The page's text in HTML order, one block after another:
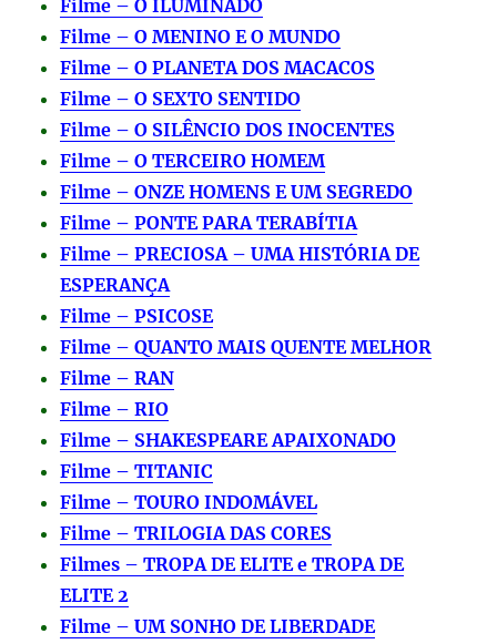
Filme – O ILUMINADO
Filme – O MENINO E O MUNDO
Filme – O PLANETA DOS MACACOS
Filme – O SEXTO SENTIDO
Filme – O SILÊNCIO DOS INOCENTES
Filme – O TERCEIRO HOMEM
Filme – ONZE HOMENS E UM SEGREDO
Filme – PONTE PARA TERABÍTIA
Filme – PRECIOSA – UMA HISTÓRIA DE
ESPERANÇA
Filme – PSICOSE
Filme – QUANTO MAIS QUENTE MELHOR
Filme – RAN
Filme – RIO
Filme – SHAKESPEARE APAIXONADO
Filme – TITANIC
Filme – TOURO INDOMÁVEL
Filme – TRILOGIA DAS CORES
Filmes – TROPA DE ELITE e TROPA DE
ELITE 2
Filme – UM SONHO DE LIBERDADE